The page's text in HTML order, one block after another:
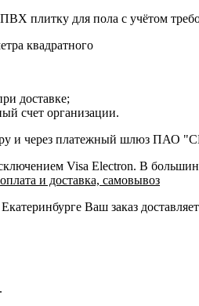
плитку для пола с учётом
квадратного
доставке;
счет организации.
и через платежный шлюз ПАО
Visa Electron. В
оплата и доставка, самовывоз
Ваш заказ